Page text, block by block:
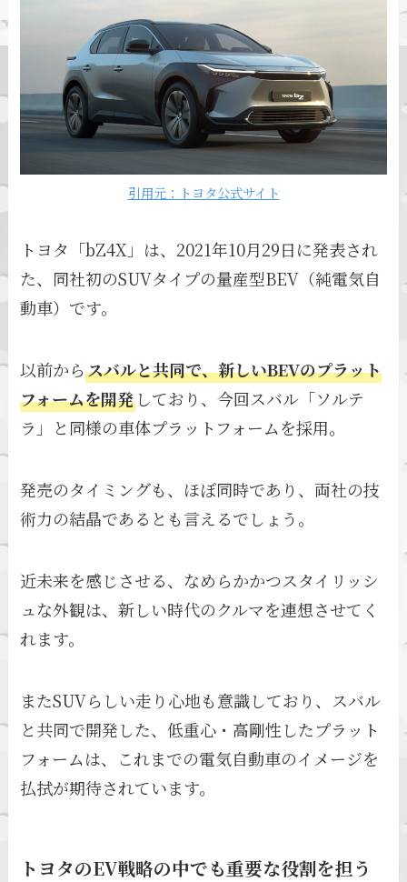
引用元：トヨタ公式サイト
トヨタ「bZ4X」は、2021年10月29日に発表され
た、同社初のSUVタイプの量産型BEV（純電気自
動車）です。
以前からスバルと共同で、新しいBEVのプラット
フォームを開発 しており、今回スバル「ソルテ
ラ」と同様の車体プラットフォームを採用。
発売のタイミングも、ほぼ同時であり、両社の技
術力の結晶であるとも言えるでしょう。
近未来を感じさせる、なめらかかつスタイリッシ
ュな外観は、新しい時代のクルマを連想させてく
れます。
またSUVらしい走り心地も意識しており、スバル
と共同で開発した、低重心・高剛性したプラット
フォームは、これまでの電気自動車のイメージを
払拭が期待されています。
トヨタのEV戦略の中でも重要な役割を担う